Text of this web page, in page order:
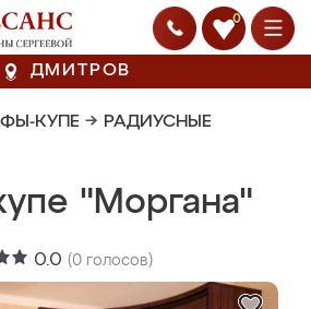
0
ДМИТРОВ
КУПЕ → РАДИУСНЫЕ
"Моргана"
0.0 (0 голосов)